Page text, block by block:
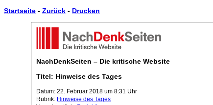
Startseite - Zurück - Drucken
NachDenkSeiten – Die kritische Website
Titel: Hinweise des Tages
Datum: 22. Februar 2018 um 8:31 Uhr
Rubrik: Hinweise des Tages